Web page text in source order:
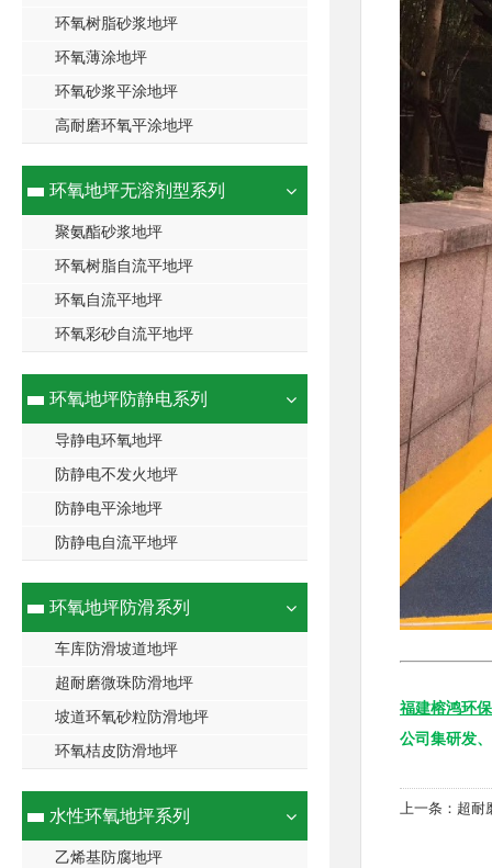
环氧树脂砂浆地坪
环氧薄涂地坪
环氧砂浆平涂地坪
高耐磨环氧平涂地坪
环氧地坪无溶剂型系列
聚氨酯砂浆地坪
环氧树脂自流平地坪
环氧自流平地坪
环氧彩砂自流平地坪
环氧地坪防静电系列
导静电环氧地坪
防静电不发火地坪
防静电平涂地坪
防静电自流平地坪
环氧地坪防滑系列
车库防滑坡道地坪
超耐磨微珠防滑地坪
坡道环氧砂粒防滑地坪
环氧桔皮防滑地坪
水性环氧地坪系列
乙烯基防腐地坪
福建榕鸿环
公司集研发
上一条： 超耐